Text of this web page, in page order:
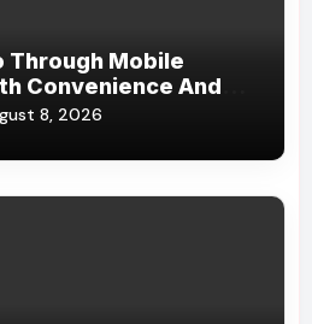
Through Mobile
Convenience And
8, 2026